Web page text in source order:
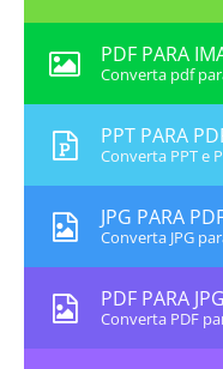
PDF PARA
Converta pdf
PPT PARA
Converta PPT e
JPG PARA
Converta JPG
PDF PARA JPG
Converta PDF